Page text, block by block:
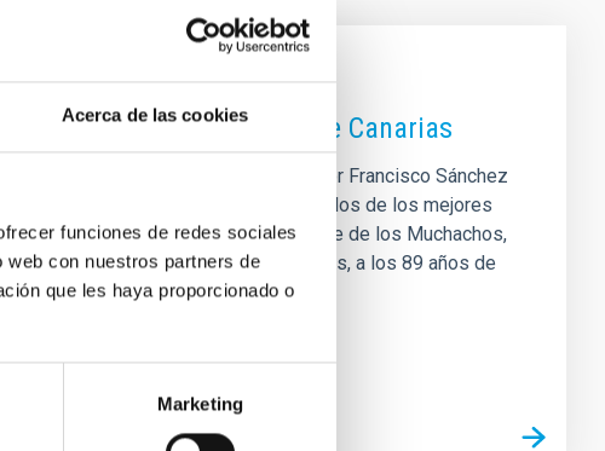
Acerca de las cookies
funciones de redes sociales
con nuestros partners de
que les haya proporcionado o
Marketing
Instituto de Astrofísica de Canarias
de su director fundador, el profesor Francisco Sánchez
más punteros de Europa y dos de los mejores
Tenerife; y el Observatorio del Roque de los Muchachos,
donde residía en los últimos años, a los 89 años de
legado del profesor Sánchez es